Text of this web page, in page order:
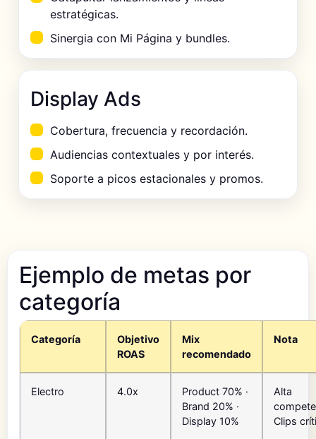
estratégicas.
Sinergia con Mi Página y bundles.
Display Ads
Cobertura, frecuencia y recordación.
Audiencias contextuales y por interés.
Soporte a picos estacionales y promos.
Ejemplo de metas por
categoría
Categoría
Objetivo
ROAS
Mix
recomendado
Nota
Electro 4.0x
Product 70% ·
Brand 20% ·
Display 10%
Alta
Clips